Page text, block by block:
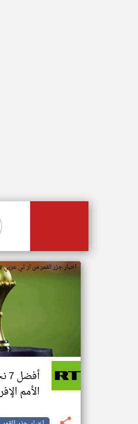
اخبار جزر القمر من ار تي عربي
الأمم